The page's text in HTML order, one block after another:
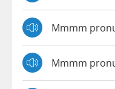
Mmmm
Mmmm